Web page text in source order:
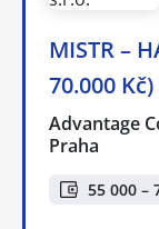
MISTR –
70.000 Kč)
Advantage
Praha
55 000 –